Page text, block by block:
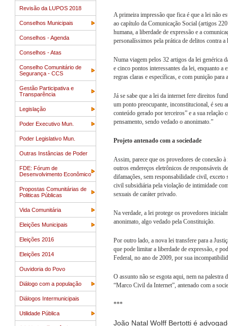
Revisão da LUPOS 2018
Conselhos Municipais
Conselhos - Agenda
Conselhos - Atas
Conselho Comunitário de
Segurança - CCS
Gestão Participativa e
Transparência
Legislação
Poder Executivo Mun.
Poder Legislativo Mun.
Outras Instâncias de Poder
FDE: Fórum de
Desenvolvimento Econômico
Propostas Comunitárias de
Politicas Públicas
Vida Comunitária
Eleições Municipais
Eleições 2016
Eleições 2014
Ouvidoria do Povo
Diálogo com a população
Diálogos Intermunicipais
Utilidade Pública
A primeira impressão que fica é que a lei não
ao capítulo da Comunicação Social (artigos
humana, a liberdade de expressão e a
personalíssimos pela prática de delitos contra a
Numa viagem pelos 32 artigos da lei genérica
e cinco pontos interessantes da lei, enquanto a
regras claras e específicas, e com punição
Já se sabe que a lei da internet fere direitos
um ponto preocupante, inconstitucional, é seu
conteúdo gerado por terceiros” e a sua
pensamento, sendo vedado o anonimato.”
Projeto antenado com a sociedade
Assim, parece que os provedores de conexão
outros endereços eletrônicos de responsáveis
difamações, sem responsabilidade civil,
civil subsidiária pela violação de intimidade
sexuais de caráter privado.
Na verdade, a lei protege os provedores
anonimato, algo vedado pela Constituição.
Por outro lado, a nova lei transfere para a
que pode limitar a liberdade de expressão, e
Federal, no ano de 2009, por sua
O assunto não se esgota aqui, nem na
“Marco Civil da Internet”, antenado com a
***
João Natal Wolff Bertotti é